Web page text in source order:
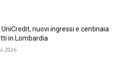
UniCredit, nuovi ingressi e centinaia
in Lombardia
2026